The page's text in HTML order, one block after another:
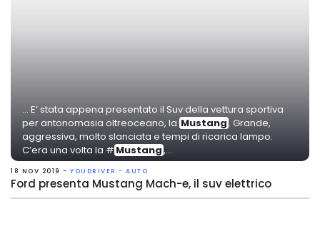
... E’ stata appena presentato il Suv della vettura sportiva
per antonomasia oltreoceano, la Mustang . Grande,
aggressiva, molto slanciata e tempi di ricarica lampo.
C’era una volta la # Mustang,...
18 NOV 2019 - YOUDRIVER - AUTO
Ford presenta Mustang Mach-e, il suv elettrico